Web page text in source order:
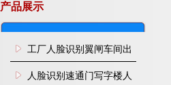
产品展示
工厂人脸识别翼闸车间出
入口人行通道门禁
人脸识别速通门写字楼人